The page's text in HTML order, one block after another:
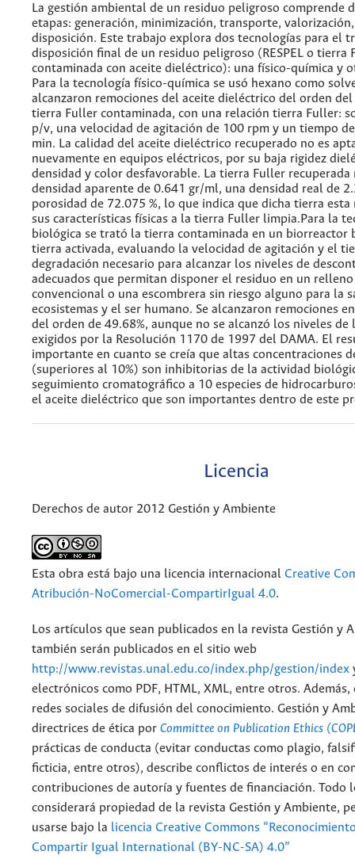
La gestión ambiental de un residuo peligroso comprende
etapas: generación, minimización, transporte,
disposición. Este trabajo explora dos tecnologías para el
disposición final de un residuo peligroso (RESPEL o tierra
contaminada con aceite dieléctrico): una físico-química y
Para la tecnología físico-química se usó hexano como
alcanzaron remociones del aceite dieléctrico del orden del
tierra Fuller contaminada, con una relación tierra Fuller:
p/v, una velocidad de agitación de 100 rpm y un tiempo
min. La calidad del aceite dieléctrico recuperado no es
nuevamente en equipos eléctricos, por su baja rigidez
densidad y color desfavorable. La tierra Fuller recuperada
densidad aparente de 0.641 gr/ml, una densidad real de
porosidad de 72.075 %, lo que indica que dicha tierra esta
sus características físicas a la tierra Fuller limpia.Para la
biológica se trató la tierra contaminada en un biorreactor
tierra activada, evaluando la velocidad de agitación y el
degradación necesario para alcanzar los niveles de
adecuados que permitan disponer el residuo en un
convencional o una escombrera sin riesgo alguno para la
ecosistemas y el ser humano. Se alcanzaron remociones
del orden de 49.68%, aunque no se alcanzó los niveles de
exigidos por la Resolución 1170 de 1997 del DAMA. El
importante en cuanto se creía que altas concentraciones
(superiores al 10%) son inhibitorias de la actividad
seguimiento cromatográfico a 10 especies de
el aceite dieléctrico que son importantes dentro de este
Licencia
Derechos de autor 2012 Gestión y Ambiente
Esta obra está bajo una licencia internacional Creative
Atribución-NoComercial-CompartirIgual 4.0.
Los artículos que sean publicados en la revista Gestión y
también serán publicados en el sitio web
http://www.revistas.unal.edu.co/index.php/gestion/index
electrónicos como PDF, HTML, XML, entre otros.
redes sociales de difusión del conocimiento. Gestión y
directrices de ética por Committee on Publication Ethics
prácticas de conducta (evitar conductas como plagio,
ficticia, entre otros), describe conflictos de interés o en
contribuciones de autoría y fuentes de financiación. Todo
considerará propiedad de la revista Gestión y Ambiente,
usarse bajo la licencia Creative Commons
Compartir Igual International (BY-NC-SA) 4.0”